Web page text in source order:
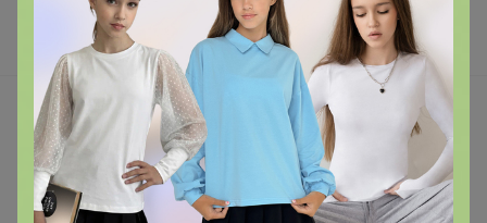
Наша команда
В наличии
Подарочные сертификаты
Реклама на сайте
Поставщикам
Вакансии